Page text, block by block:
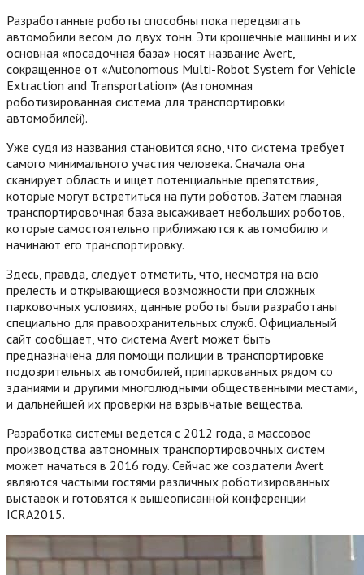
Разработанные роботы способны пока передвигать
автомобили весом до двух тонн. Эти крошечные машины и их
основная «посадочная база» носят название Avert,
сокращенное от «Autonomous Multi-Robot System for Vehicle
Extraction and Transportation» (Автономная
роботизированная система для транспортировки
автомобилей).
Уже судя из названия становится ясно, что система требует
самого минимального участия человека. Сначала она
сканирует область и ищет потенциальные препятствия,
которые могут встретиться на пути роботов. Затем главная
транспортировочная база высаживает небольших роботов,
которые самостоятельно приближаются к автомобилю и
начинают его транспортировку.
Здесь, правда, следует отметить, что, несмотря на всю
прелесть и открывающиеся возможности при сложных
парковочных условиях, данные роботы были разработаны
специально для правоохранительных служб. Официальный
сайт сообщает, что система Avert может быть
предназначена для помощи полиции в транспортировке
подозрительных автомобилей, припаркованных рядом со
зданиями и другими многолюдными общественными местами,
и дальнейшей их проверки на взрывчатые вещества.
Разработка системы ведется с 2012 года, а массовое
производства автономных транспортировочных систем
может начаться в 2016 году. Сейчас же создатели Avert
являются частыми гостями различных роботизированных
выставок и готовятся к вышеописанной конференции
ICRA2015.